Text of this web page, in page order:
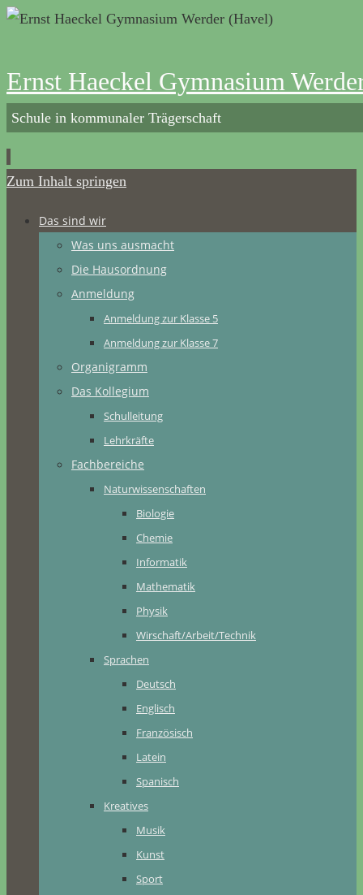
Ernst Haeckel Gymnasium
Schule in kommunaler Trägerschaft
Zum Inhalt springen
Das sind wir
Was uns ausmacht
Die Hausordnung
Anmeldung
Anmeldung zur Klasse 5
Anmeldung zur Klasse 7
Organigramm
Das Kollegium
Schulleitung
Lehrkräfte
Fachbereiche
Naturwissenschaften
Biologie
Chemie
Informatik
Mathematik
Physik
Wirschaft/Arbeit/Technik
Sprachen
Deutsch
Englisch
Französisch
Latein
Spanisch
Kreatives
Musik
Kunst
Sport